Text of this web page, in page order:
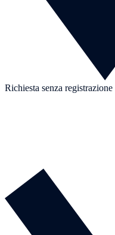
Richiesta senza registrazione